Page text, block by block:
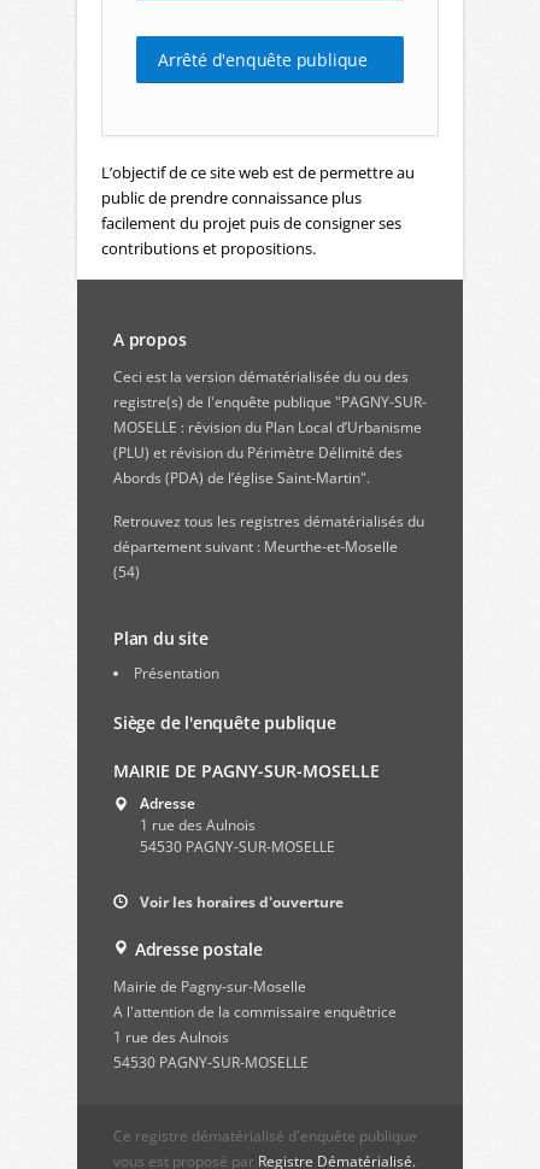
Arrêté d'enquête publique
L’objectif de ce site web est de permettre au
public de prendre connaissance plus
facilement du projet puis de consigner ses
contributions et propositions.
A propos
Ceci est la version dématérialisée du ou des
registre(s) de l'enquête publique "PAGNY-SUR-
MOSELLE : révision du Plan Local d’Urbanisme
(PLU) et révision du Périmètre Délimité des
Abords (PDA) de l’église Saint-Martin".
Retrouvez tous les registres dématérialisés du
département suivant : Meurthe-et-Moselle
(54)
Plan du site
Présentation
Siège de l'enquête publique
MAIRIE DE PAGNY-SUR-MOSELLE
Adresse
1 rue des Aulnois
54530 PAGNY-SUR-MOSELLE
Voir les horaires d'ouverture
Adresse postale
Mairie de Pagny-sur-Moselle
A l'attention de la commissaire enquêtrice
1 rue des Aulnois
54530 PAGNY-SUR-MOSELLE
Ce registre dématérialisé d'enquête publique
vous est proposé par Registre Dématérialisé.